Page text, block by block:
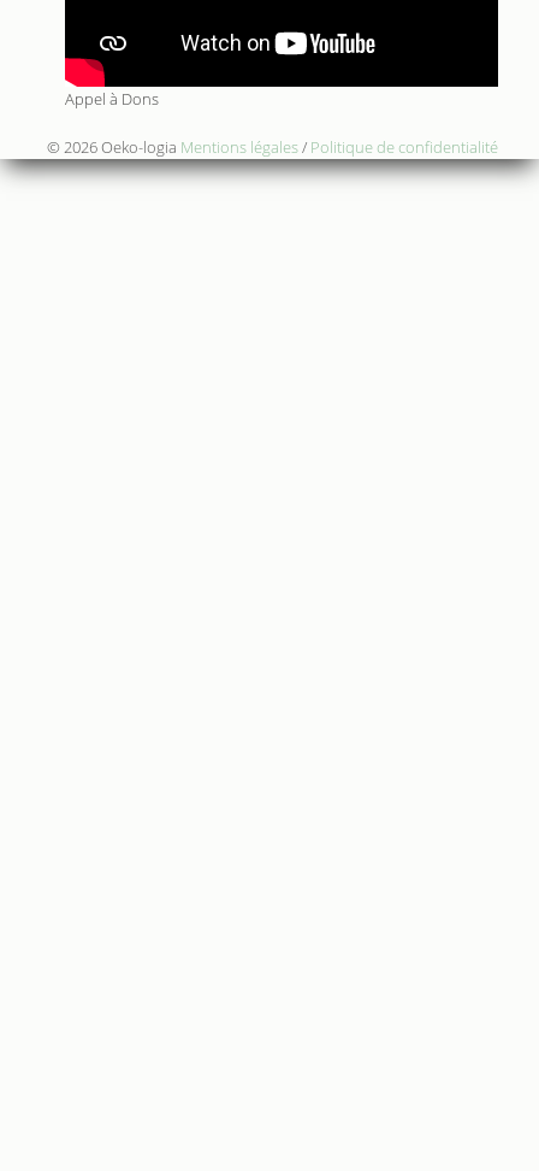
Appel à Dons
© 2026 Oeko-logia Mentions légales/ Politique de confidentialité